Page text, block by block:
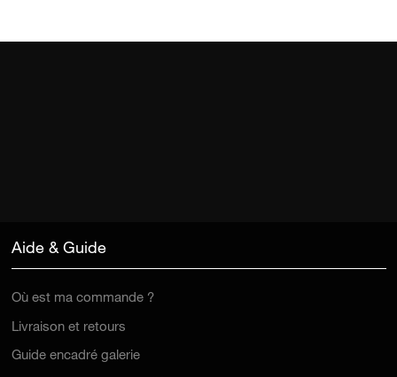
Aide & Guide
Où est ma commande ?
Livraison et retours
Guide encadré galerie